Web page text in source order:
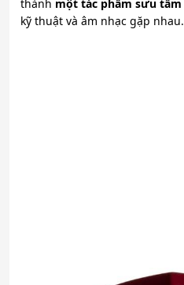
thành một tác phẩm sưu tầm
kỹ thuật và âm nhạc gặp nhau.